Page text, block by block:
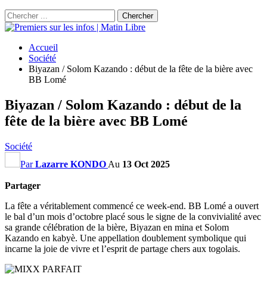
Accueil
Société
Biyazan / Solom Kazando : début de la fête de la bière avec
BB Lomé
Biyazan / Solom Kazando : début de la
fête de la bière avec BB Lomé
Société
ParLazarre KONDO Au 13 Oct 2025
Partager
La fête a véritablement commencé ce week-end. BB Lomé a ouvert
le bal d’un mois d’octobre placé sous le signe de la convivialité avec
sa grande célébration de la bière, Biyazan en mina et Solom
Kazando en kabyè. Une appellation doublement symbolique qui
incarne la joie de vivre et l’esprit de partage chers aux togolais.